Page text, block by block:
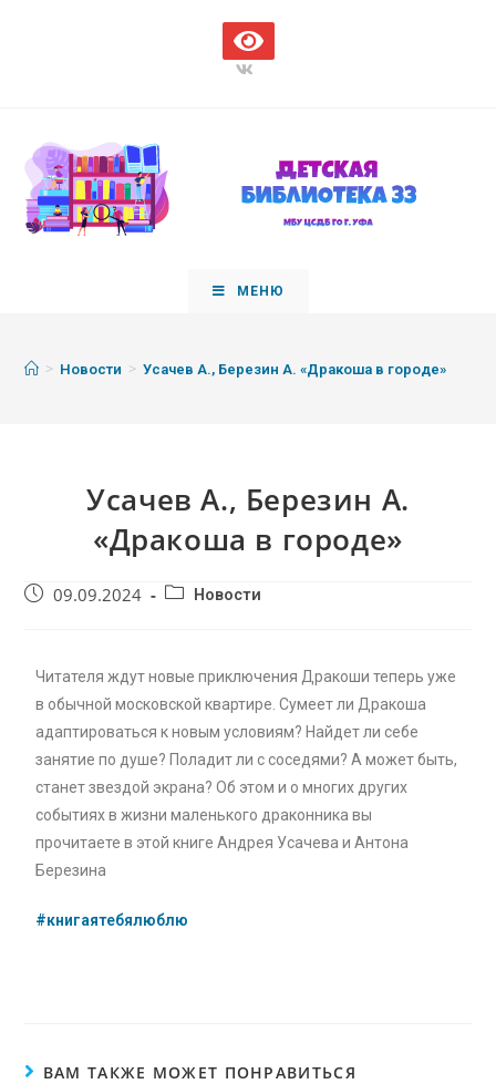
МЕНЮ
> Новости > Усачев А., Березин А. «Дракоша в городе»
Усачев А., Березин А.
«Дракоша в городе»
09.09.2024 Новости
Читателя ждут новые приключения Дракоши теперь уже
в обычной московской квартире. Сумеет ли Дракоша
адаптироваться к новым условиям? Найдет ли себе
занятие по душе? Поладит ли с соседями? А может быть,
станет звездой экрана? Об этом и о многих других
событиях в жизни маленького драконника вы
прочитаете в этой книге Андрея Усачева и Антона
Березина
#книгаятебялюблю
ВАМ ТАКЖЕ МОЖЕТ ПОНРАВИТЬСЯ